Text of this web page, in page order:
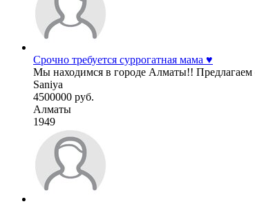
Срочно требуется суррогатная мама ♥️
Мы находимся в городе Алматы!!
Saniya
4500000 руб.
Алматы
1949